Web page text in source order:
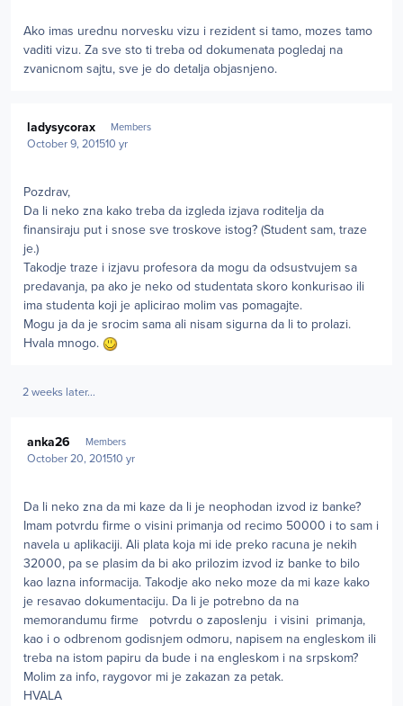
Ako imas urednu norvesku vizu i rezident si tamo, mozes tamo
vaditi vizu. Za sve sto ti treba od dokumenata pogledaj na
zvanicnom sajtu, sve je do detalja objasnjeno.
ladysycorax Members
October 9, 201510 yr
Pozdrav,
Da li neko zna kako treba da izgleda izjava roditelja da
finansiraju put i snose sve troskove istog? (Student sam, traze
je.)
Takodje traze i izjavu profesora da mogu da odsustvujem sa
predavanja, pa ako je neko od studentata skoro konkurisao ili
ima studenta koji je aplicirao molim vas pomagajte.
Mogu ja da je srocim sama ali nisam sigurna da li to prolazi.
Hvala mnogo.
2 weeks later...
anka26 Members
October 20, 201510 yr
Da li neko zna da mi kaze da li je neophodan izvod iz banke?
Imam potvrdu firme o visini primanja od recimo 50000 i to sam i
navela u aplikaciji. Ali plata koja mi ide preko racuna je nekih
32000, pa se plasim da bi ako prilozim izvod iz banke to bilo
kao lazna informacija. Takodje ako neko moze da mi kaze kako
je resavao dokumentaciju. Da li je potrebno da na
memorandumu firme potvrdu o zaposlenju i visini primanja,
kao i o odbrenom godisnjem odmoru, napisem na engleskom ili
treba na istom papiru da bude i na engleskom i na srpskom?
Molim za info, raygovor mi je zakazan za petak.
HVALA